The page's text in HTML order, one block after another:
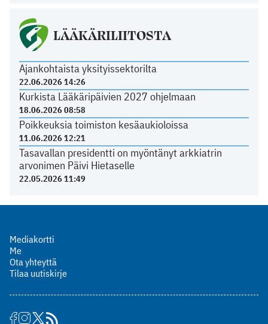
LÄÄKÄRILIITOSTA
Ajankohtaista yksityissektorilta
22.06.2026 14:26
Kurkista Lääkäripäivien 2027 ohjelmaan
18.06.2026 08:58
Poikkeuksia toimiston kesäaukioloissa
11.06.2026 12:21
Tasavallan presidentti on myöntänyt arkkiatrin
arvonimen Päivi Hietaselle
22.05.2026 11:49
Mediakortti
Me
Ota yhteyttä
Tilaa uutiskirje